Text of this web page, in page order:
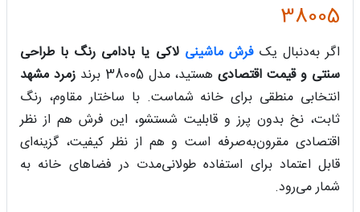
38005
اگر به‌دنبال یکفرش ماشینی لاکی یا بادامی رنگ با طراحی
سنتی و قیمت اقتصادیهستید، مدل 38005 برند
زمرد مشهد
انتخابی منطقی برای خانه شماست. با ساختار مقاوم، رنگ
ثابت، نخ بدون پرز و قابلیت شستشو، این فرش هم از نظر
اقتصادی مقرون‌به‌صرفه است و هم از نظر کیفیت، گزینه‌ای
قابل اعتماد برای استفاده طولانی‌مدت در فضاهای خانه به
شمار می‌رود.